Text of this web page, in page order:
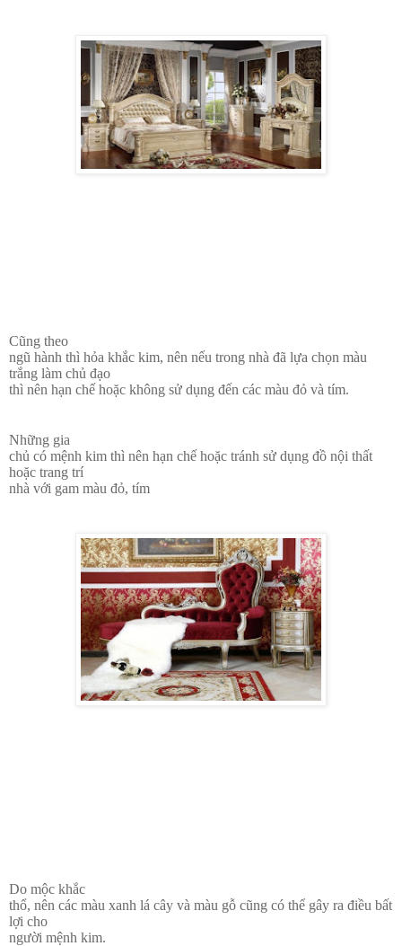
Cũng theo
ngũ hành thì hỏa khắc kim, nên nếu trong nhà đã lựa chọn màu
trắng làm chủ đạo
thì nên hạn chế hoặc không sử dụng đến các màu đỏ và tím.
Những gia
chủ có mệnh kim thì nên hạn chế hoặc tránh sử dụng đồ nội thất
hoặc trang trí
nhà với gam màu đỏ, tím
Do mộc khắc
thổ, nên các màu xanh lá cây và màu gỗ cũng có thể gây ra điều bất
lợi cho
người mệnh kim.